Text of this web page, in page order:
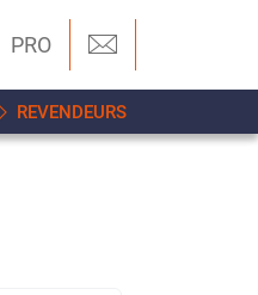
PRO
REVENDEURS